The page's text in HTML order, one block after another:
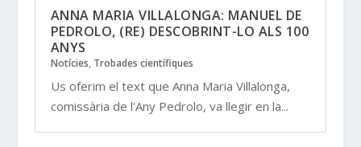
ANNA MARIA VILLALONGA: MANUEL DE
PEDROLO, (RE) DESCOBRINT-LO ALS 100
ANYS
Notícies, Trobades científiques
Us oferim el text que Anna Maria Villalonga,
comissària de l'Any Pedrolo, va llegir en la...